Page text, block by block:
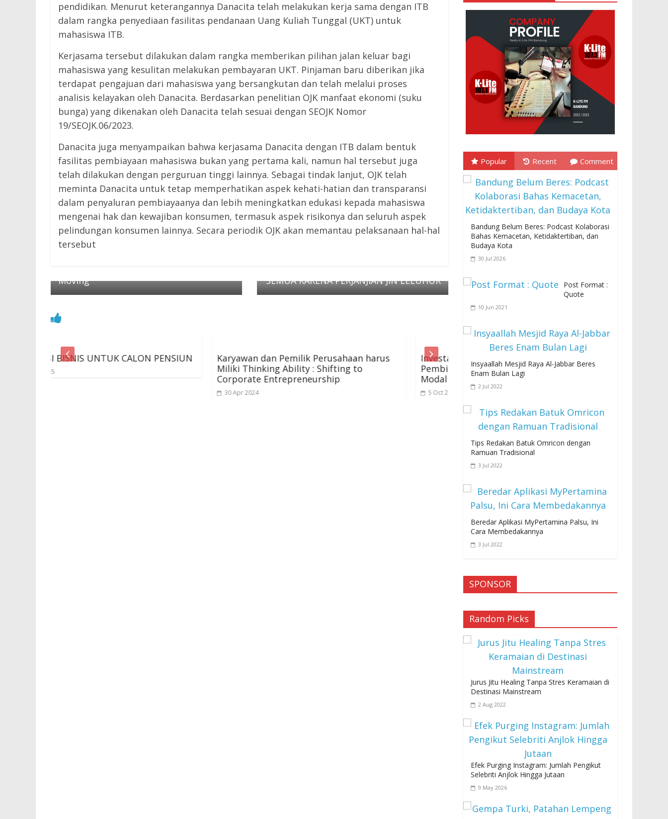
pendidikan. Menurut keterangannya Danacita telah melakukan kerja sama dengan ITB
dalam rangka penyediaan fasilitas pendanaan Uang Kuliah Tunggal (UKT) untuk
mahasiswa ITB.
Kerjasama tersebut dilakukan dalam rangka memberikan pilihan jalan keluar bagi
mahasiswa yang kesulitan melakukan pembayaran UKT. Pinjaman baru diberikan jika
terdapat pengajuan dari mahasiswa yang bersangkutan dan telah melalui proses
analisis kelayakan oleh Danacita. Berdasarkan penelitian OJK manfaat ekonomi (suku
bunga) yang dikenakan oleh Danacita telah sesuai dengan SEOJK Nomor
19/SEOJK.06/2023.
Danacita juga menyampaikan bahwa kerjasama Danacita dengan ITB dalam bentuk
fasilitas pembiayaan mahasiswa bukan yang pertama kali, namun hal tersebut juga
telah dilakukan dengan perguruan tinggi lainnya. Sebagai tindak lanjut, OJK telah
meminta Danacita untuk tetap memperhatikan aspek kehati-hatian dan transparansi
dalam penyaluran pembiayaanya dan lebih meningkatkan edukasi kepada mahasiswa
mengenai hak dan kewajiban konsumen, termasuk aspek risikonya dan seluruh aspek
pelindungan konsumen lainnya. Secara periodik OJK akan memantau pelaksanaan hal-hal
tersebut
Moving
SEMUA KARENA PERJANJIAN JIN LELUHUR
CALON PENSIUN
Karyawan dan Pemilik Perusahaan harus
Miliki Thinking Ability : Shifting to
Corporate Entrepreneurship
Investasi dan Alternatif
Pembiayaan/Pendanaan di Sektor Pasar
Modal
INKUBASI BISNIS UNTUK CALON
Popular Recent Comment
Bandung Belum Beres: Podcast Kolaborasi
Bahas Kemacetan, Ketidaktertiban, dan
Budaya Kota
30 Jul 2026
Post Format :
Quote
10 Jun 2021
Insyaallah Mesjid Raya Al-Jabbar Beres
Enam Bulan Lagi
2 Jul 2022
Tips Redakan Batuk Omricon dengan
Ramuan Tradisional
3 Jul 2022
Beredar Aplikasi MyPertamina Palsu, Ini
Cara Membedakannya
3 Jul 2022
SPONSOR
Random Picks
Jurus Jitu Healing Tanpa Stres Keramaian di
Destinasi Mainstream
2 Aug 2022
Efek Purging Instagram: Jumlah Pengikut
Selebriti Anjlok Hingga Jutaan
9 May 2026